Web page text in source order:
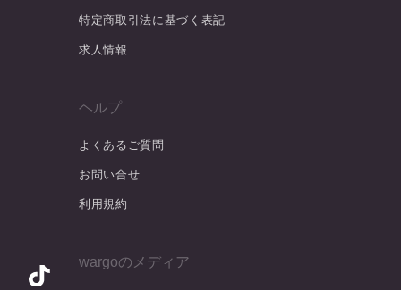
特定商取引法に基づく表記
求人情報
ヘルプ
よくあるご質問
お問い合せ
利用規約
wargoのメディア